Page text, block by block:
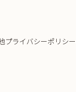
ライバシーポリシ